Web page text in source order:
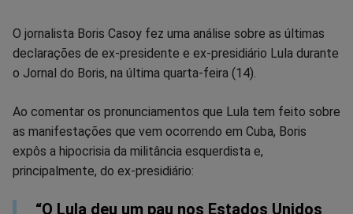
Compartilhar
no
Facebook
Compartilhar
no
Whatsapp
Compartilhar
no
Twitter
Compartilhar
no
Messenger
Compartilhar
no
TelegramGettr
O jornalista Boris Casoy fez uma análise sobre as últimas
declarações de ex-presidente e ex-presidiário Lula durante
o Jornal do Boris, na última quarta-feira (14).
Ao comentar os pronunciamentos que Lula tem feito sobre
as manifestações que vem ocorrendo em Cuba, Boris
expôs a hipocrisia da militância esquerdista e,
principalmente, do ex-presidiário:
“O Lula deu um pau nos Estados Unidos